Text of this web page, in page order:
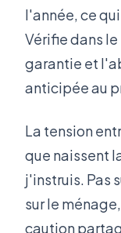
l'année, ce
Vérifie dans
garantie et
anticipée au
La tension
que naissent
j'instruis. Pas
sur le
caution